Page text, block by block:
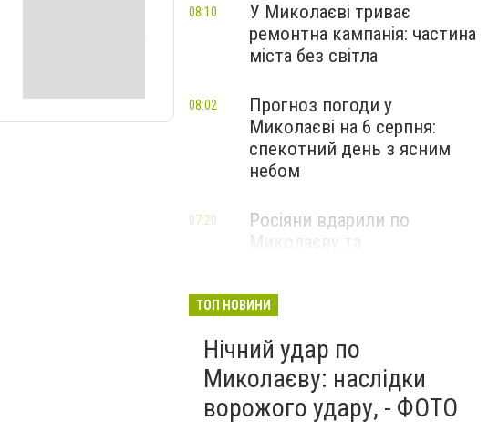
У Миколаєві триває
ремонтна кампанія: частина
міста без світла
08:10
Прогноз погоди у
Миколаєві на 6 серпня:
спекотний день з ясним
небом
08:02
Росіяни вдарили по
Миколаєву та
07:20
ТОП НОВИНИ
Нічний удар по
Миколаєву: наслідки
ворожого удару, - ФОТО